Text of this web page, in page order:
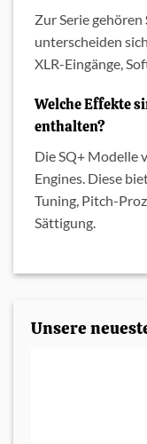
Zur Serie gehören
unterscheiden
XLR-Eingänge,
Welche Effekte
enthalten?
Die SQ+ Modelle
Engines. Diese
Tuning, Pitch-
Sättigung.
Unsere